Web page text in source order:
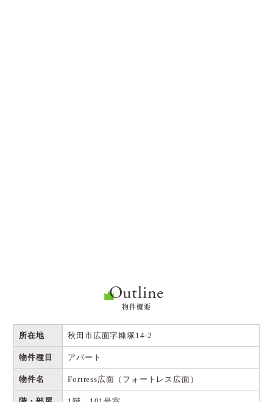
Outline
物件概要
所在地 秋田市広面字糠塚14-2
物件種目 アパート
物件名 Fortress広面（フォートレス広面）